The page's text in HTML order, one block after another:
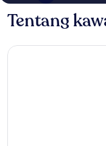
Tentang